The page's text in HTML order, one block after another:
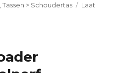
,Tassen > Schoudertas
Laat